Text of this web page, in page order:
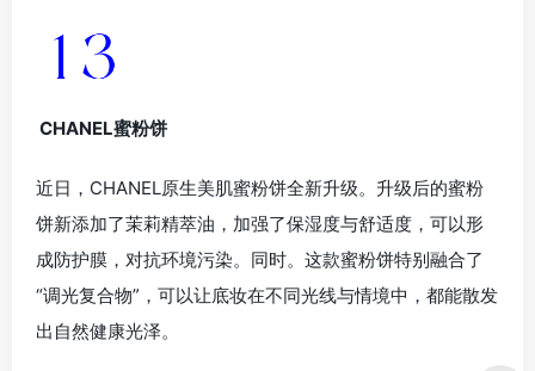
CHANEL蜜粉饼
近日，CHANEL原生美肌蜜粉饼全新升级。升级后的蜜粉
饼新添加了茉莉精萃油，加强了保湿度与舒适度，可以形
成防护膜，对抗环境污染。同时。这款蜜粉饼特别融合了
“调光复合物”，可以让底妆在不同光线与情境中，都能散发
出自然健康光泽。